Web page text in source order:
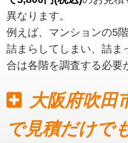
異なります。
例えば、マンションの5
詰まらしてしまい、詰ま
合は各階を調査する必要
大阪府吹田
で見積だけで